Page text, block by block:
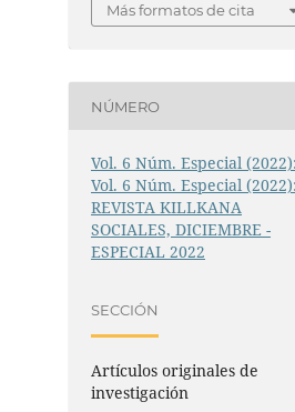
Más formatos de cita
NÚMERO
Vol. 6 Núm. Especial (2022):
Vol. 6 Núm. Especial (2022):
REVISTA KILLKANA
SOCIALES, DICIEMBRE -
ESPECIAL 2022
SECCIÓN
Artículos originales de
investigación